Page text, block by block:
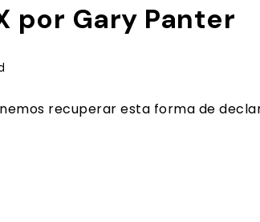
por Gary Panter
recuperar esta forma de